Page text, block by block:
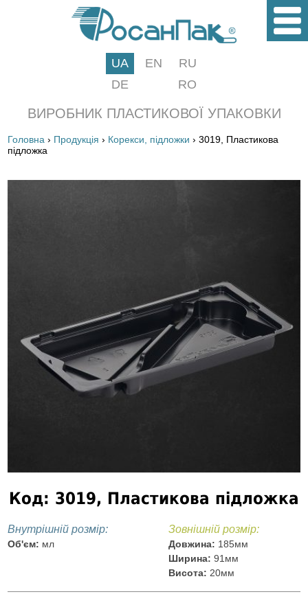
UA EN
RU
DE
RO
ВИРОБНИК ПЛАСТИКОВОЇ УПАКОВКИ
Головна › Продукція › Корекси, підложки › 3019, Пластикова
підложка
Код: 3019, Пластикова підложка
Внутрішній розмір:
Об'єм: мл
Зовнішній розмір:
Довжина: 185мм
Ширина: 91мм
Висота: 20мм